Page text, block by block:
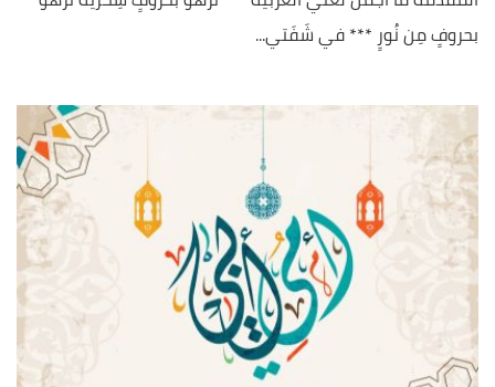
بحروفٍ مِن نُورٍ *** في شَفَتي...